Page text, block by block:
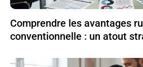
Comprendre les avantages
conventionnelle : un atout